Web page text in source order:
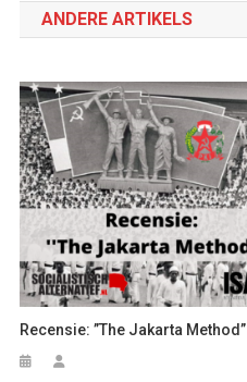
ANDERE ARTIKELS
Recensie: ”The Jakarta Method”